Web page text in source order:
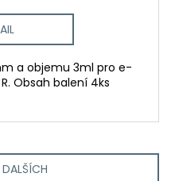
a objemu 3ml pro e-
Obsah balení 4ks